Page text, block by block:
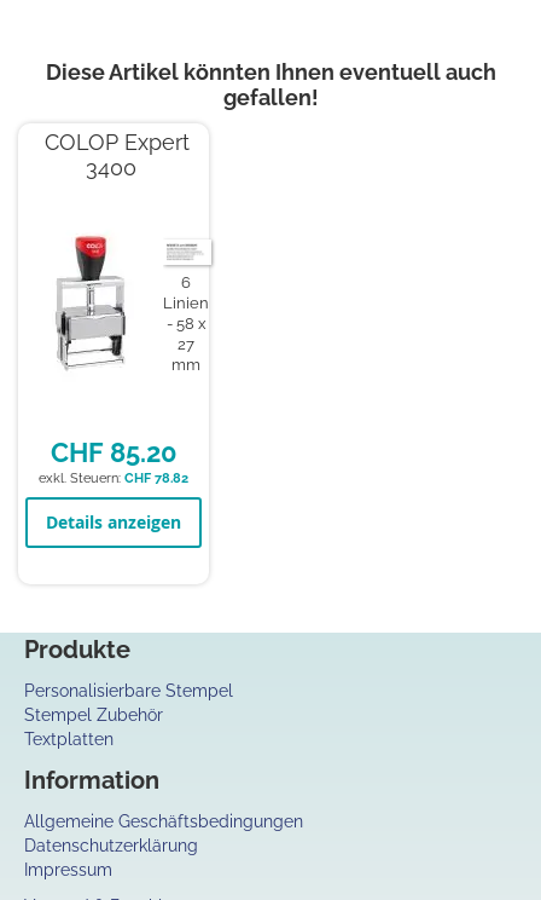
Diese Artikel könnten Ihnen eventuell auch
gefallen!
COLOP Expert
3400
6
Linien
58 x
27
mm
CHF 85.20
CHF 78.82
Details anzeigen
Produkte
Personalisierbare Stempel
Stempel Zubehör
Textplatten
Information
Allgemeine Geschäftsbedingungen
Datenschutzerklärung
Impressum